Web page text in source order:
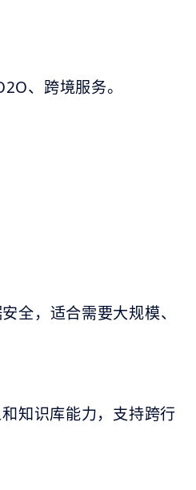
、跨境服务。
全，适合需要大规模、
知识库能力，支持跨行